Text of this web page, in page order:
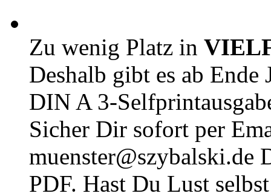
Zu wenig Platz in
Deshalb gibt es ab Ende
DIN A 3-
Sicher Dir sofort per
muenster@szybalski.de
PDF. Hast Du Lust